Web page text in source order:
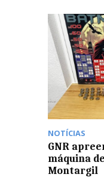
NOTÍCIAS
GNR
máquina
Montargil